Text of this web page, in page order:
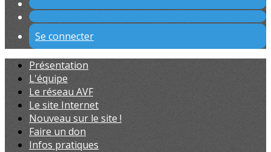
Se connecter
Présentation
L'équipe
Le réseau AVF
Le site Internet
Nouveau sur le site !
Faire un don
Infos pratiques